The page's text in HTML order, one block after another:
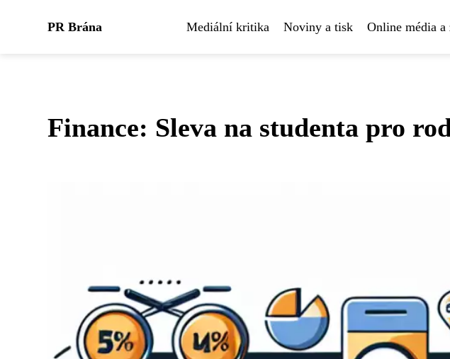
PR Brána Mediální kritika Noviny a tisk Online média
Finance: Sleva na studenta pro